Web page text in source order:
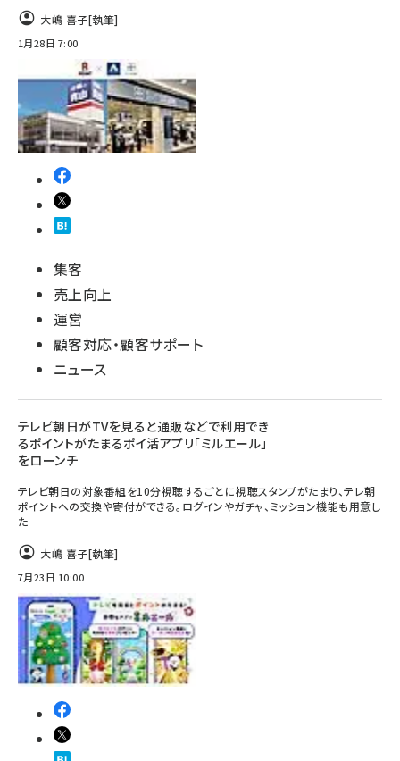
大嶋 喜子[執筆]
1月28日 7:00
集客
売上向上
運営
顧客対応・顧客サポート
ニュース
テレビ朝日がTVを見ると通販などで利用でき
るポイントがたまるポイ活アプリ「ミルエール」
をローンチ
テレビ朝日の対象番組を10分視聴するごとに視聴スタンプがたまり、テレ朝
ポイントへの交換や寄付ができる。ログインやガチャ、ミッション機能も用意し
た
大嶋 喜子[執筆]
7月23日 10:00